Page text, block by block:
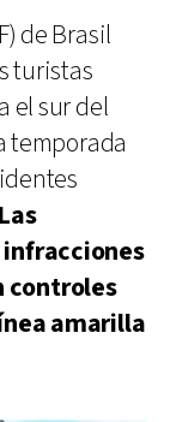
de Brasil
turistas
el sur del
temporada
Las
controles
amarilla